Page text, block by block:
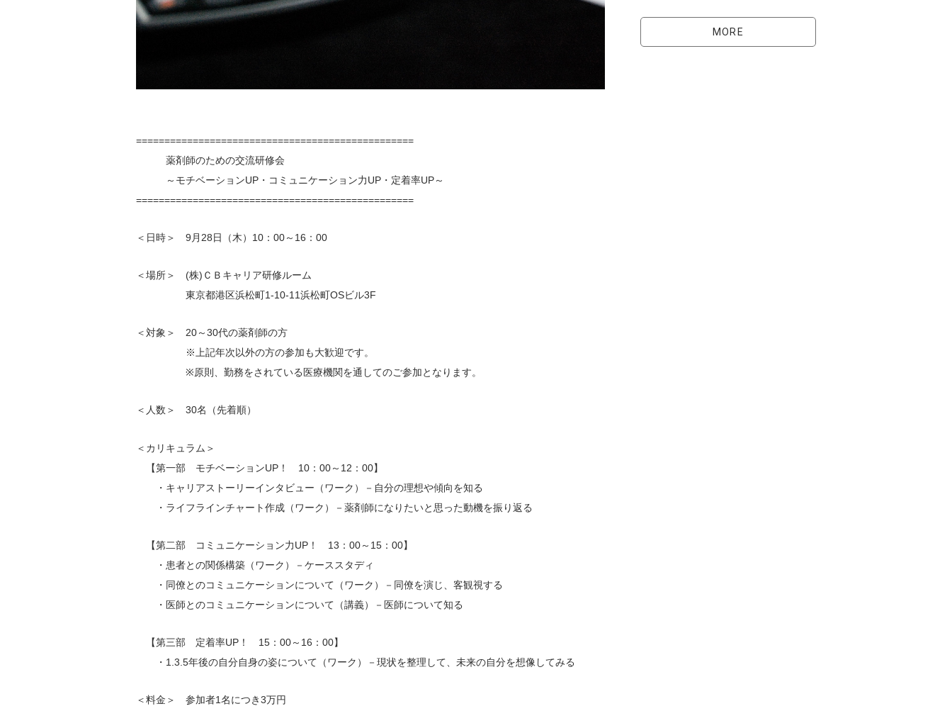
=================================================
薬剤師のための交流研修会
～モチベーションUP・コミュニケーション力UP・定着率UP～
=================================================
＜日時＞ 9月28日（木）10：00～16：00
＜場所＞ (株)ＣＢキャリア研修ルーム
東京都港区浜松町1-10-11浜松町OSビル3F
＜対象＞ 20～30代の薬剤師の方
※上記年次以外の方の参加も大歓迎です。
※原則、勤務をされている医療機関を通してのご参加となります。
＜人数＞ 30名（先着順）
＜カリキュラム＞
【第一部 モチベーションUP！ 10：00～12：00】
・キャリアストーリーインタビュー（ワーク）－自分の理想や傾向を知る
・ライフラインチャート作成（ワーク）－薬剤師になりたいと思った動機を振り返る
【第二部 コミュニケーション力UP！ 13：00～15：00】
・患者との関係構築（ワーク）－ケーススタディ
・同僚とのコミュニケーションについて（ワーク）－同僚を演じ、客観視する
・医師とのコミュニケーションについて（講義）－医師について知る
【第三部 定着率UP！ 15：00～16：00】
・1.3.5年後の自分自身の姿について（ワーク）－現状を整理して、未来の自分を想像してみる
＜料金＞ 参加者1名につき3万円
MORE